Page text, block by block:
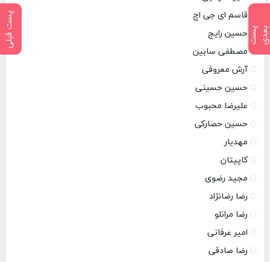
پ
س
ت
ب
ع
د ی پست قبلی
قاسم ای جی اچ
حسین رایج
مصطفی سابین
آرش معروفی
حسین حسینی
علیرضا محبوب
حسین حصارکی
مهدیار
کاپیتان
مجید رضوی
رضا رضانژاد
رضا مرانلو
امیر عرفانی
رضا صادقی